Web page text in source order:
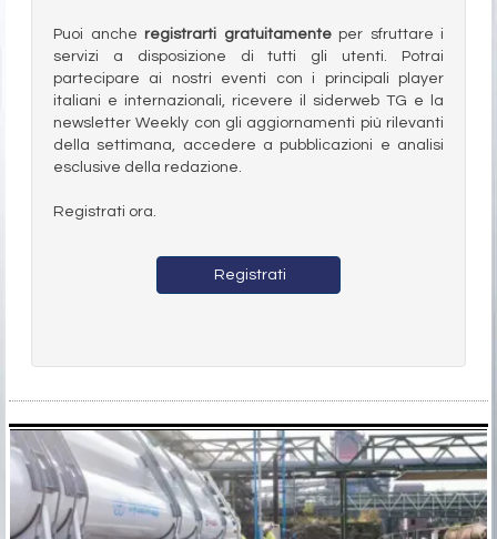
Puoi anche registrarti gratuitamenteper sfruttare i
servizi a disposizione di tutti gli utenti. Potrai
partecipare ai nostri eventi con i principali player
italiani e internazionali, ricevere il siderweb TG e la
newsletter Weekly con gli aggiornamenti più rilevanti
della settimana, accedere a pubblicazioni e analisi
esclusive della redazione.
Registrati ora.
Registrati